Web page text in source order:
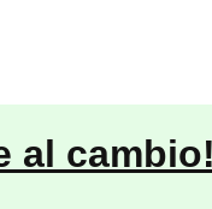
al cambio!